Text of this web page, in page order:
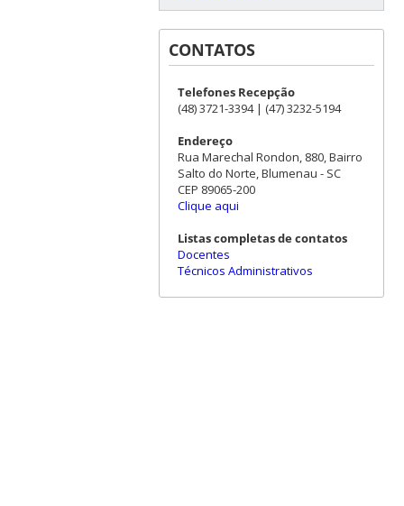
CONTATOS
Telefones Recepção
(48) 3721-3394 | (47) 3232-5194
Endereço
Rua Marechal Rondon, 880, Bairro
Salto do Norte, Blumenau - SC
CEP 89065-200
Clique aqui
Listas completas de contatos
Docentes
Técnicos Administrativos